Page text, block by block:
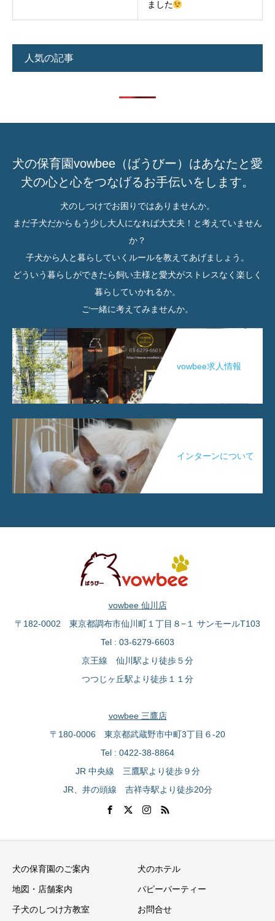
ました
人気の記事
犬の保育園vowbee（ばうびー）はあなたと愛
犬の心と心をつなげるお手伝いをします。
犬のしつけでお困りではありませんか。
まだ子犬だからもう少し大人になれば大丈夫！と考えていません
か？
子犬から人と暮らしていくルールを教えてあげましょう。
どういう暮らしができたら飼い主様と愛犬がストレスなく楽しく
暮らしていかれるか。
ご一緒に考えてみませんか。
vowbee求人情報
インターンについて
vowbee 仙川店
〒182-0002 東京都調布市仙川町１丁目８−１ サンモールT103
Tel : 03-6279-6603
京王線 仙川駅より徒歩５分
つつじヶ丘駅より徒歩１１分
vowbee 三鷹店
〒180-0006 東京都武蔵野市中町3丁目６-20
Tel : 0422-38-8864
JR 中央線 三鷹駅より徒歩９分
JR、井の頭線 吉祥寺駅より徒歩20分
犬の保育園のご案内 犬のホテル
地図・店舗案内 パピーパーティー
子犬のしつけ方教室 お問合せ